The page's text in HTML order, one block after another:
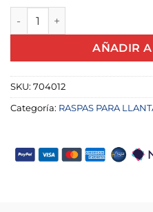
TAPA PARA ENCAPSULAR
AÑADIR
SKU: 704012
Categoría: RASPAS PARA